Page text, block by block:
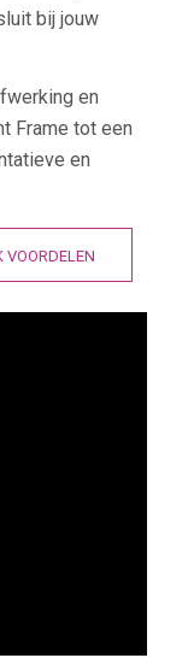
bij jouw
en
Frame tot een
en
VOORDELEN